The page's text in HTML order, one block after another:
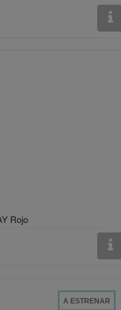
Rojo
A ESTRENAR